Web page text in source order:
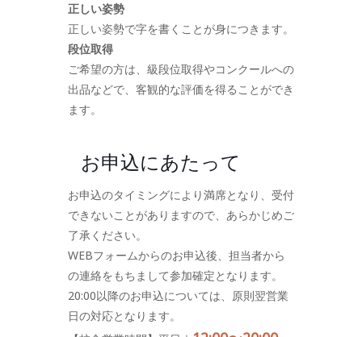
正しい姿勢
正しい姿勢で字を書くことが身につきます。
段位取得
ご希望の方は、級段位取得やコンクールへの
出品などで、客観的な評価を得ることができ
ます。
お申込にあたって
お申込のタイミングにより満席となり、受付
できないことがありますので、あらかじめご
了承ください。
WEBフォームからのお申込後、担当者から
の連絡をもちまして参加確定となります。
20:00以降のお申込については、原則翌営業
日の対応となります。